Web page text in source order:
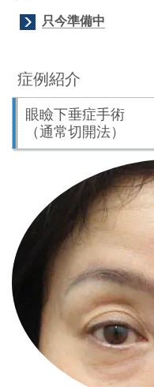
只今準備中
症例紹介
眼瞼下垂症手術
（通常切開法）